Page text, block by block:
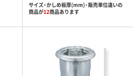
サイズ・かしめ板厚(mm)・販売単位違いの
商品が12商品あります